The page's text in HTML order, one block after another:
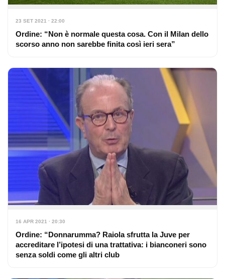
23 SET 2021 · 22:00
Ordine: “Non è normale questa cosa. Con il Milan dello
scorso anno non sarebbe finita così ieri sera”
16 APR 2021 · 20:30
Ordine: “Donnarumma? Raiola sfrutta la Juve per
accreditare l’ipotesi di una trattativa: i bianconeri sono
senza soldi come gli altri club